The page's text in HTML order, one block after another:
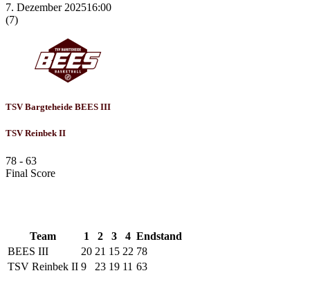
7. Dezember 202516:00
(7)
TSV Bargteheide BEES III
TSV Reinbek II
78 - 63
Final Score
Team 1 2 3 4 Endstand
BEES III
20 21 15 22 78
TSV Reinbek II 9 23 19 11 63